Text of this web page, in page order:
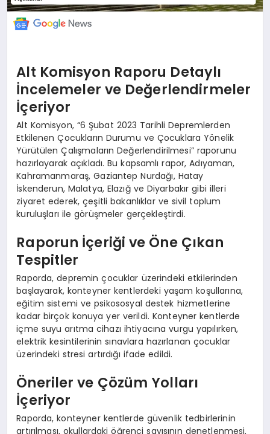
Alt Komisyon Raporu Detaylı
İncelemeler ve Değerlendirmeler
İçeriyor
Alt Komisyon, “6 Şubat 2023 Tarihli Depremlerden
Etkilenen Çocukların Durumu ve Çocuklara Yönelik
Yürütülen Çalışmaların Değerlendirilmesi” raporunu
hazırlayarak açıkladı. Bu kapsamlı rapor, Adıyaman,
Kahramanmaraş, Gaziantep Nurdağı, Hatay
İskenderun, Malatya, Elazığ ve Diyarbakır gibi illeri
ziyaret ederek, çeşitli bakanlıklar ve sivil toplum
kuruluşları ile görüşmeler gerçekleştirdi.
Raporun İçeriği ve Öne Çıkan
Tespitler
Raporda, depremin çocuklar üzerindeki etkilerinden
başlayarak, konteyner kentlerdeki yaşam koşullarına,
eğitim sistemi ve psikososyal destek hizmetlerine
kadar birçok konuya yer verildi. Konteyner kentlerde
içme suyu arıtma cihazı ihtiyacına vurgu yapılırken,
elektrik kesintilerinin sınavlara hazırlanan çocuklar
üzerindeki stresi artırdığı ifade edildi.
Öneriler ve Çözüm Yolları
İçeriyor
Raporda, konteyner kentlerde güvenlik tedbirlerinin
artırılması, okullardaki öğrenci sayısının denetlenmesi,